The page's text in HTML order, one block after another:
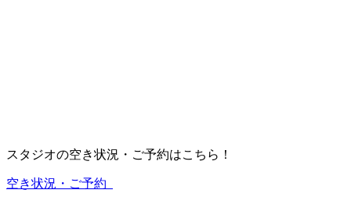
スタジオの空き状況・ご予約はこちら！
空き状況・ご予約